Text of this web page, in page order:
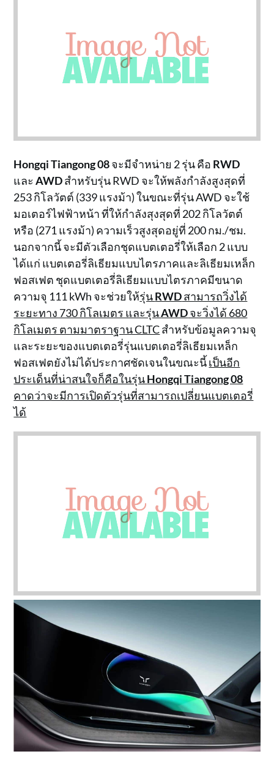
Hongqi Tiangong 08จะมีจำหน่าย 2 รุ่น คือ RWD
และAWDสำหรับรุ่น RWD จะให้พลังกำลังสูงสุดที่
253 กิโลวัตต์ (339 แรงม้า) ในขณะที่รุ่น AWD จะใช้
มอเตอร์ไฟฟ้าหน้า ที่ให้กำลังสุงสุดที่ 202 กิโลวัตต์
หรือ (271 แรงม้า) ความเร็วสูงสุดอยู่ที่ 200 กม./ชม.
นอกจากนี้ จะมีตัวเลือกชุดแบตเตอรี่ให้เลือก 2 แบบ
ได้แก่ แบตเตอรี่ลิเธียมแบบไตรภาคและลิเธียมเหล็ก
ฟอสเฟต ชุดแบตเตอรี่ลิเธียมแบบไตรภาคมีขนาด
ความจุ 111 kWh จะช่วยให้รุ่นRWDสามารถวิ่งได้
ระยะทาง 730 กิโลเมตร และรุ่นAWDจะวิ่งได้ 680
กิโลเมตร ตามมาตราฐาน CLTCสำหรับข้อมูลความจุ
และระยะของแบตเตอรี่รุ่นแบตเตอรี่ลิเธียมเหล็ก
ฟอสเฟตยังไม่ได้ประกาศชัดเจนในขณะนี้เป็นอีก
ประเด็นที่น่าสนใจก็คือในรุ่นHongqi Tiangong 08
คาดว่าจะมีการเปิดตัวรุ่นที่สามารถเปลี่ยนแบตเตอรี่
ได้